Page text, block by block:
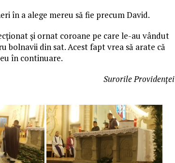
în a alege mereu să fie precum David.
și ornat coroane pe care le-au vândut
bolnavii din sat. Acest fapt vrea să arate că
în continuare.
Surorile Providenței